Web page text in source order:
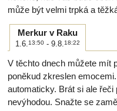
může být velmi trpká a
Merkur v Raku
1.6.13:50 - 9.8.18:22
V těchto dnech můžete mít
poněkud zkreslen
automaticky. Brát si ale
nevýhodou. Snažte se